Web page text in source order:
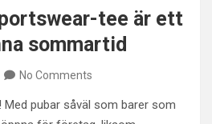
tee är ett
sommartid
No Comments
Med pubar såväl som barer som